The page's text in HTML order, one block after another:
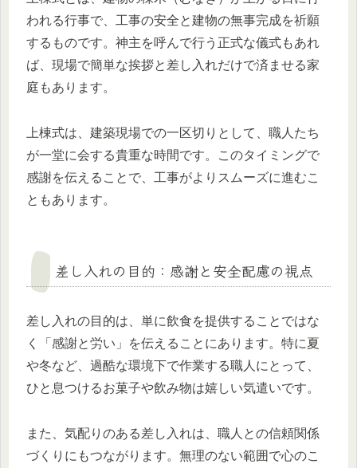
われる行事で、工事の安全と建物の無事完成を祈願
するものです。神主を呼んで行う正式な儀式もあれ
ば、現場で簡単な挨拶と差し入れだけで済ませる家
庭もあります。
上棟式は、建築現場での一区切りとして、職人たち
が一堂に会する貴重な時間です。このタイミングで
感謝を伝えることで、工事がよりスムーズに進むこ
ともあります。
差し入れの目的：感謝と安全配慮の視点
差し入れの目的は、単に飲食を提供することではな
く「感謝と労い」を伝えることにあります。特に夏
や冬など、過酷な環境下で作業する職人にとって、
ひと息つけるお菓子や飲み物は嬉しい気遣いです。
また、気配りのある差し入れは、職人との信頼関係
づくりにもつながります。無理のない範囲で心のこ